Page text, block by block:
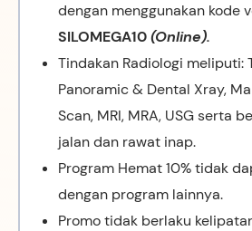
dengan menggunakan kode
SILOMEGA10(Online).
Tindakan Radiologi meliputi:
Panoramic & Dental Xray,
Scan, MRI, MRA, USG serta
jalan dan rawat inap.
Program Hemat 10% tidak
dengan program lainnya.
Promo tidak berlaku